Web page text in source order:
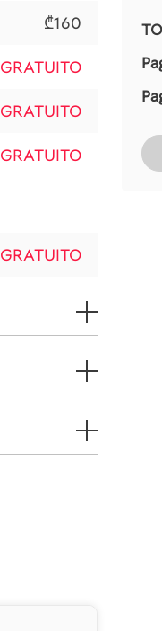
₾160
GRATUITO
GRATUITO
GRATUITO
GRATUITO